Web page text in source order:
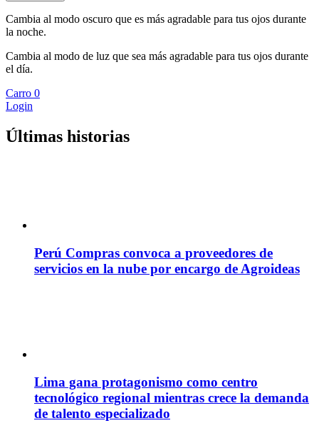
Cambia al modo oscuro que es más agradable para tus ojos durante
la noche.
Cambia al modo de luz que sea más agradable para tus ojos durante
el día.
Carro 0
Login
Últimas historias
Perú Compras convoca a proveedores de
servicios en la nube por encargo de Agroideas
Lima gana protagonismo como centro
tecnológico regional mientras crece la demanda
de talento especializado